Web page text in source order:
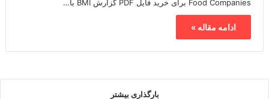
Food Companies برای خرید فایل PDF گزارش BMI با…
ادامه مقاله »
بارگذاری بیشتر